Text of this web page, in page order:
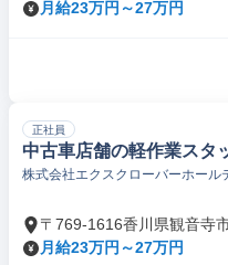
月給23万円～27万円
正社員
中古車店舗の軽作業スタ
株式会社エクスクローバーホール
〒769-1616香川県観音寺
月給23万円～27万円